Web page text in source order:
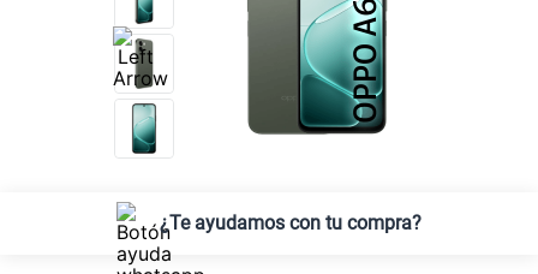
¿Te ayudamos con tu compra?